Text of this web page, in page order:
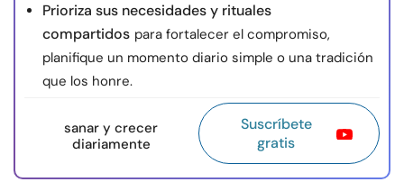
Prioriza sus necesidades y rituales
compartidos para fortalecer el compromiso,
planifique un momento diario simple o una tradición
que los honre.
sanar y crecer
diariamente
Suscríbete
gratis